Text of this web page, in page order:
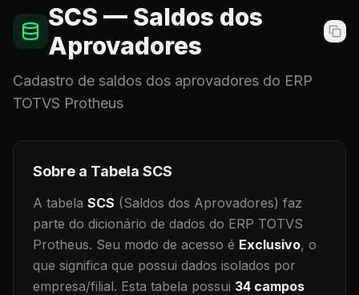
SCS — Saldos dos
Aprovadores
Cadastro de saldos dos aprovadores do ERP
TOTVS Protheus
Sobre a Tabela SCS
A tabela SCS (Saldos dos Aprovadores) faz
parte do dicionário de dados do ERP TOTVS
Protheus. Seu modo de acesso é Exclusivo, o
que significa que possui dados isolados por
empresa/filial. Esta tabela possui 34 campos